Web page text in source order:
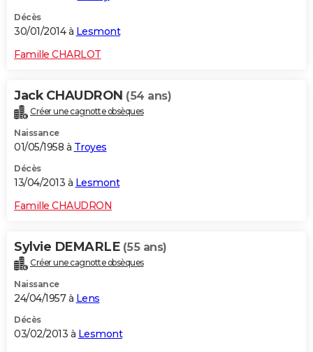
Décès
30/01/2014 à Lesmont
Famille CHARLOT
Jack CHAUDRON (54 ans)
Créer une cagnotte obsèques
Naissance
01/05/1958 à Troyes
Décès
13/04/2013 à Lesmont
Famille CHAUDRON
Sylvie DEMARLE (55 ans)
Créer une cagnotte obsèques
Naissance
24/04/1957 à Lens
Décès
03/02/2013 à Lesmont